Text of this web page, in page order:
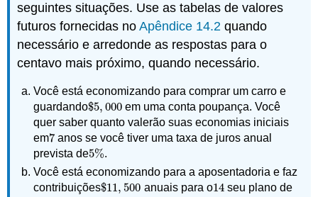
seguintes situações. Use as tabelas de valores
futuros fornecidas noApêndice 14.2 quando
necessário e arredonde as respostas para o
centavo mais próximo, quando necessário.
Você está economizando para comprar um carro e
guardando$5, 000
$5, 000em uma conta poupança. Você
quer saber quanto valerão suas economias iniciais
em7
7 anos se você tiver uma taxa de juros anual
prevista de5%
5%.
Você está economizando para a aposentadoria e faz
contribuições$11, 500
$11, 500 anuais para o14
14seu plano de